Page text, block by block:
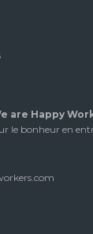
are Happy
le bonheur en